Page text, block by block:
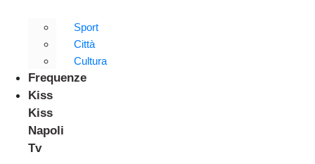
Sport
Città
Cultura
Frequenze
Kiss
Kiss
Napoli
Tv